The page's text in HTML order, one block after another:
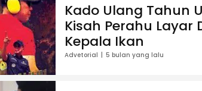
Kado Ulang Tahun
Kisah Perahu Layar
Kepala Ikan
Advetorial 5 bulan yang lalu